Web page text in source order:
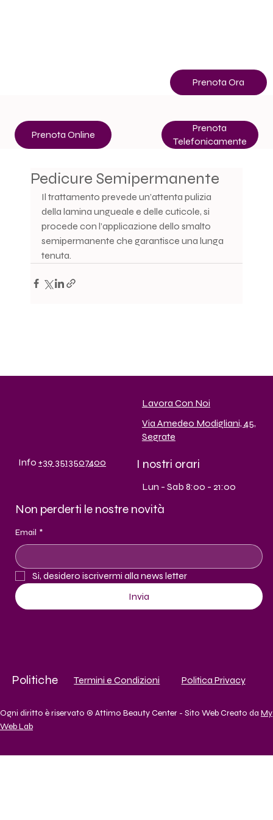
Prenota Ora
Prenota
Telefonicamente
Prenota Online
Pedicure Semipermanente
Il trattamento prevede un’attenta pulizia
della lamina ungueale e delle cuticole, si
procede con l’applicazione dello smalto
semipermanente che garantisce una lunga
tenuta.
I nostri orari
Lun - Sab 8:00 - 21:00
Info+39 3513507400
Via Amedeo Modigliani, 45,
Segrate
Lavora Con Noi
Non perderti le nostre novità
Email *
Si, desidero iscrivermi alla news letter
Invia
Politiche
Ogni diritto è riservato © Attimo Beauty Center - Sito Web Creato da My
Web Lab
Termini e Condizioni Politica Privacy